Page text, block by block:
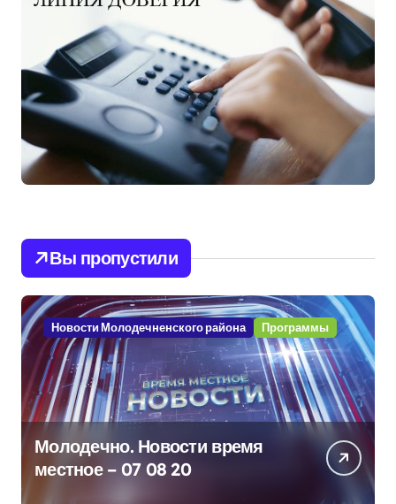
Вы пропустили
Новости Молодечненского района Программы
Молодечно. Новости время
местное – 07 08 20